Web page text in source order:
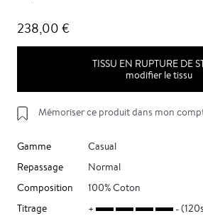
238,00 €
TISSU EN RUPTURE DE
modifier le tissu
Mémoriser ce produit dans mon
Gamme
Casual
Repassage
Normal
Composition
100% Coton
Titrage